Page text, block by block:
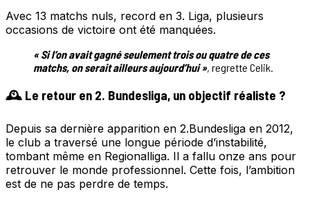
Avec 13 matchs nuls, record en 3. Liga, plusieurs
occasions de victoire ont été manquées.
« Si l’on avait gagné seulement trois ou quatre de ces
matchs, on serait ailleurs aujourd’hui », regrette Celik.
🕰️ Le retour en 2. Bundesliga, un objectif réaliste ?
Depuis sa dernière apparition en 2.Bundesliga en 2012,
le club a traversé une longue période d’instabilité,
tombant même en Regionalliga. Il a fallu onze ans pour
retrouver le monde professionnel. Cette fois, l’ambition
est de ne pas perdre de temps.